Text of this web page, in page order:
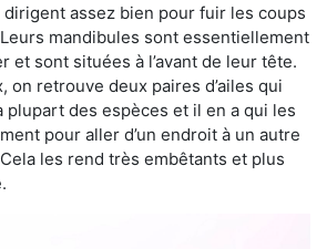
assez bien pour fuir les coups
mandibules sont essentiellement
et sont situées à l’avant de leur tête.
on retrouve deux paires d’ailes qui
plupart des espèces et il en a qui les
pour aller d’un endroit à un autre
les rend très embêtants et plus